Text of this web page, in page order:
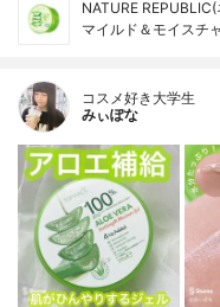
NATURE
マイルド＆モイスチ
コスメ好き大学生
みぃぽな